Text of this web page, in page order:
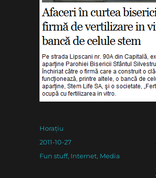
Author
Horațiu
Posted
2011-10-27
Categories
Fun stuff, Internet, Media